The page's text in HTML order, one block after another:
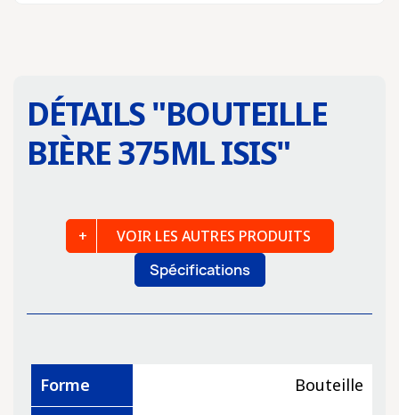
DÉTAILS "BOUTEILLE
BIÈRE 375ML ISIS"
Spécifications
VOIR LES AUTRES PRODUITS
Forme
Bouteille